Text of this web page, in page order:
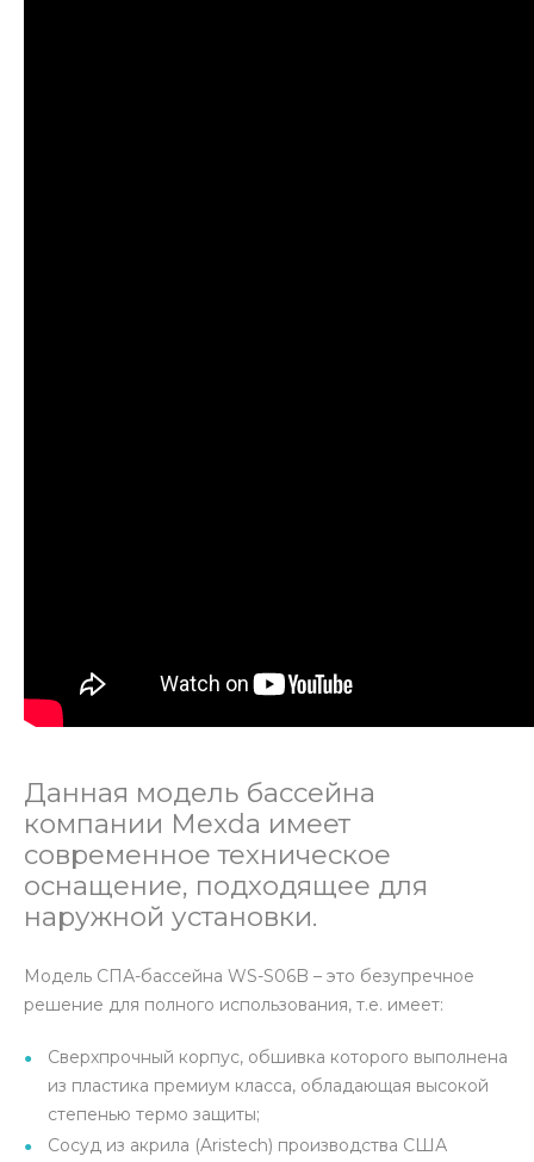
Данная модель бассейна
компании Mexda имеет
современное техническое
оснащение, подходящее для
наружной установки.
Модель СПА-бассейна WS-S06B – это безупречное
решение для полного использования, т.е. имеет:
Сверхпрочный корпус, обшивка которого выполнена
из пластика премиум класса, обладающая высокой
степенью термо защиты;
Сосуд из акрила (Aristech) производства США